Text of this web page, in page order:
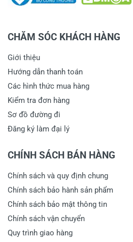
CHĂM SÓC KHÁCH HÀNG
Giới thiệu
Hướng dẫn thanh toán
Các hình thức mua hàng
Kiểm tra đơn hàng
Sơ đồ đường đi
Đăng ký làm đại lý
CHÍNH SÁCH BÁN HÀNG
Chính sách và quy định chung
Chính sách bảo hành sản phẩm
Chính sách bảo mật thông tin
Chính sách vận chuyển
Quy trình giao hàng